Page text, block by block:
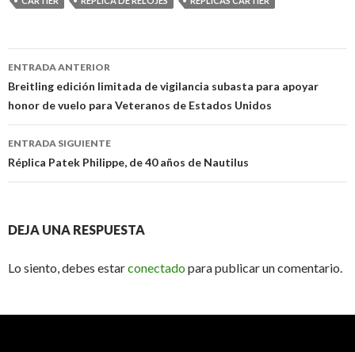
Ir
a
la
entrada
ENTRADA ANTERIOR
Breitling edición limitada de vigilancia subasta para apoyar
honor de vuelo para Veteranos de Estados Unidos
ENTRADA SIGUIENTE
Réplica Patek Philippe, de 40 años de Nautilus
DEJA UNA RESPUESTA
Lo siento, debes estarconectadopara publicar un comentario.